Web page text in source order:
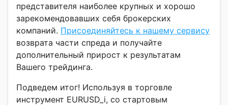
представителя наиболее крупных и хорошо
зарекомендовавших себя брокерских
компаний. Присоединяйтесь к нашему сервису
возврата части спреда и получайте
дополнительный прирост к результатам
Вашего трейдинга.
Подведем итог! Используя в торговле
инструмент EURUSD_i, со стартовым